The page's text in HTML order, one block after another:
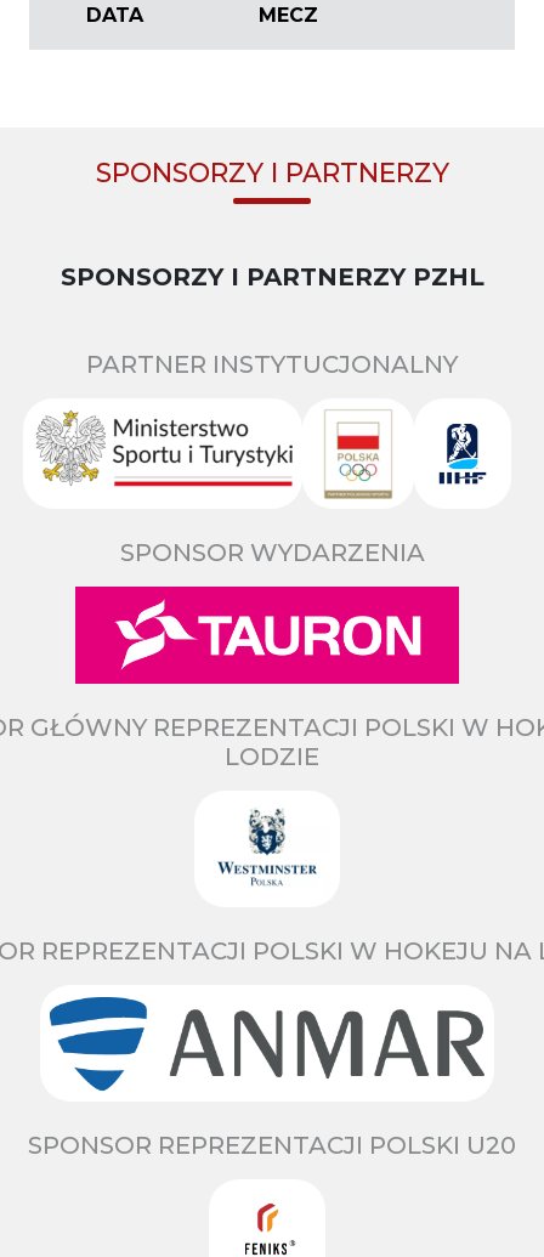
DATA MECZ
SPONSORZY I PARTNERZY
SPONSORZY I PARTNERZY PZHL
PARTNER INSTYTUCJONALNY
SPONSOR WYDARZENIA
GŁÓWNY REPREZENTACJI POLSKI W
LODZIE
REPREZENTACJI POLSKI W HOKEJU NA
SPONSOR REPREZENTACJI POLSKI U20